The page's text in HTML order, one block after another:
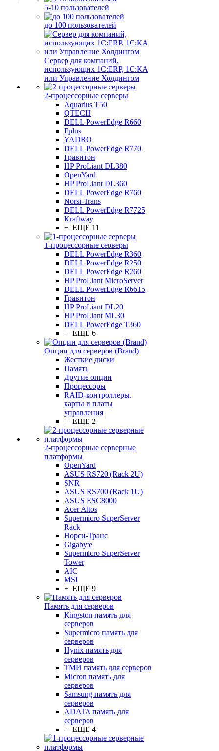
5-10 пользователей
до 100 пользователей
Сервер для компаний,
использующих 1C:ERP, 1С:КА
или Управление Холдингом
2-процессорные серверы
Aquarius T50
QTECH
DELL PowerEdge R660
Fplus
YADRO
DELL PowerEdge R770
Гравитон
HP ProLiant DL380
OpenYard
HP ProLiant DL360
DELL PowerEdge R760
Norsi-Trans
DELL PowerEdge R7725
Kraftway
+ ЕЩЕ 11
1-процессорные серверы
DELL PowerEdge R360
DELL PowerEdge R250
DELL PowerEdge R260
HP ProLiant MicroServer
DELL PowerEdge R6615
Гравитон
HP ProLiant DL20
HP ProLiant ML30
DELL PowerEdge T360
+ ЕЩЕ 6
Опции для серверов (Brand)
Жесткие диски
Память
Другие опции
Процессоры
RAID-контроллеры,
карты и платы
управления
+ ЕЩЕ 2
2-процессорные серверные
платформы
OpenYard
ASUS RS720 (Rack 2U)
SNR
ASUS RS700 (Rack 1U)
ASUS ESC8000
Acer Altos
Supermicro SuperServer
Rack
Норси-Транс
Gigabyte
Supermicro SuperServer
Tower
AIC
MSI
+ ЕЩЕ 9
Память для серверов
Kingston память для
серверов
Supermicro память для
серверов
Hynix память для
серверов
ТМИ память для серверов
Micron память для
серверов
Samsung память для
серверов
ADATA память для
серверов
+ ЕЩЕ 4